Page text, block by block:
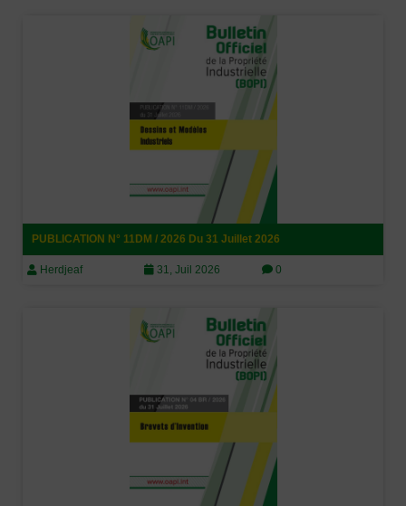
PUBLICATION N° 11DM / 2026 Du 31 Juillet 2026
Herdjeaf 31, Juil 2026 0